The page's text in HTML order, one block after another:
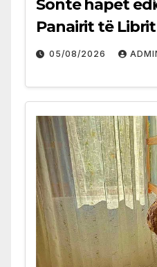
Sonte hapet
Panairit të
05/08/2026